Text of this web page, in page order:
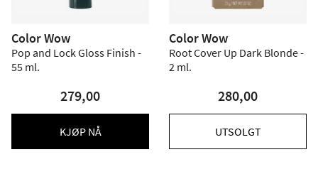
Color Wow
Pop and Lock Gloss Finish -
55 ml.
279,00
KJØP NÅ
Color Wow
Root Cover Up Dark Blonde -
2 ml.
280,00
UTSOLGT